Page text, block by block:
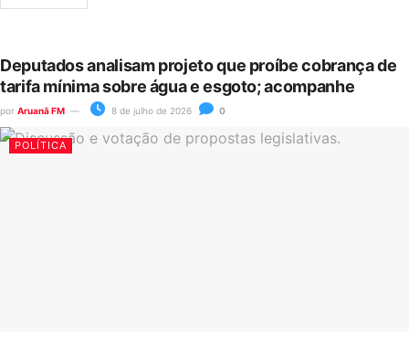
Deputados analisam projeto que proíbe cobrança de
tarifa mínima sobre água e esgoto; acompanhe
por Aruanã FM 8 de julho de 2026 0
POLÍTICA